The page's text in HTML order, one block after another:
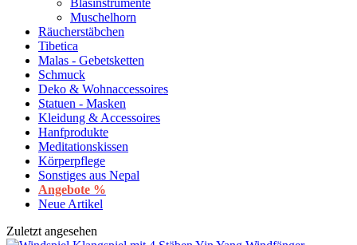
Muschelhorn
Räucherstäbchen
Tibetica
Malas - Gebetsketten
Schmuck
Deko & Wohnaccessoires
Statuen - Masken
Kleidung & Accessoires
Hanfprodukte
Meditationskissen
Körperpflege
Sonstiges aus Nepal
Angebote %
Neue Artikel
Zuletzt angesehen